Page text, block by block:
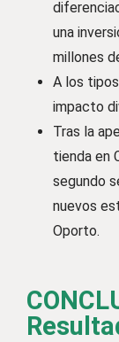
una
millones
A los
impacto
Tras la
tienda en
segundo
nuevos
Oporto.